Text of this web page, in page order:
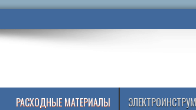
РАСХОДНЫЕ МАТЕРИАЛЫ